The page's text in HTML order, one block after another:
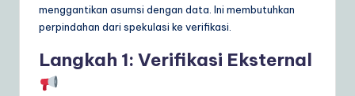
menggantikan asumsi dengan data. Ini membutuhkan
perpindahan dari spekulasi ke verifikasi.
Langkah 1: Verifikasi Eksternal